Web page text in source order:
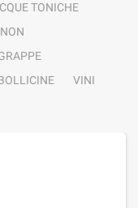
TONICHE
VINI